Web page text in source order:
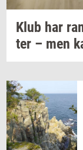
Klub har
ter – men